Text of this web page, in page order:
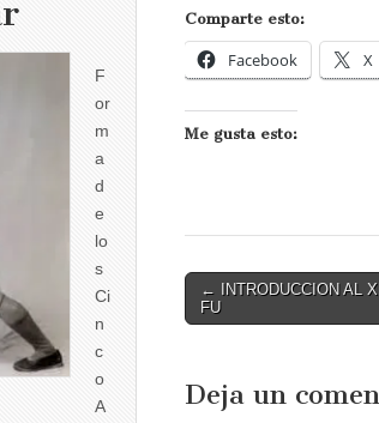
Comparte esto:
Facebook X
Me gusta esto:
Post
navigation
← INTRODUCCION AL
FU
Deja un
F
or
m
a
d
e
lo
s
Ci
n
c
o
A